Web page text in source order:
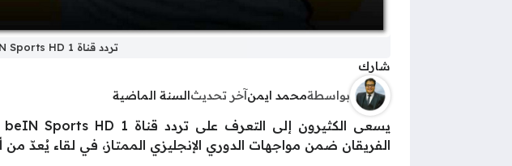
تردد قناة beIN Sports HD 1 الناقلة لمباراة ليفربول ضد فولهام
شارك
بواسطةمحمد ايمنآخر تحديثالسنة الماضية
الفريقان ضمن مواجهات الدوري الإنجليزي الممتاز، في لقاء يُعدّ